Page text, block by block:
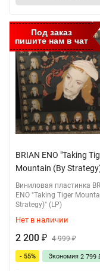
Под заказ
пишите нам в чат
BRIAN ENO "Taking
Mountain (By
Виниловая пластинка
ENO "Taking Tiger
Strategy)" (LP)
Нет в наличии
2 200 ₽ 4 999₽
- 55% Экономия 2 799